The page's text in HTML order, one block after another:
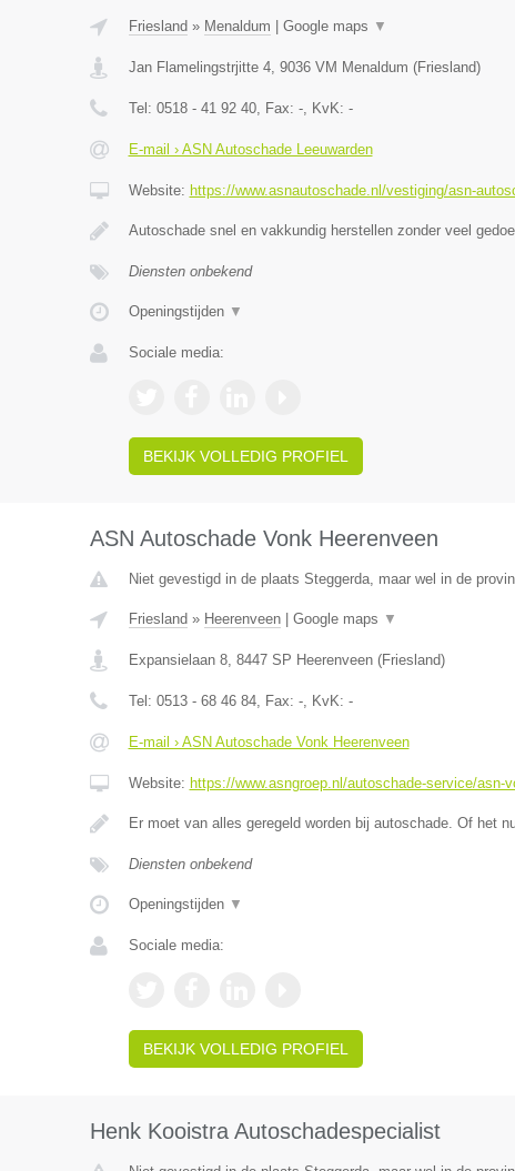
Friesland » Menaldum Google maps ▼
Jan Flamelingstrjitte 4, 9036 VM Menaldum (Friesland)
Tel: 0518 - 41 92 40, Fax: -, KvK: -
E-mail › ASN Autoschade Leeuwarden
Website: https://www.asnautoschade.nl/vestiging/asn-
Autoschade snel en vakkundig herstellen zonder veel
Diensten onbekend
Openingstijden ▼
Sociale media:
BEKIJK VOLLEDIG PROFIEL
ASN Autoschade Vonk Heerenveen
Niet gevestigd in de plaats Steggerda, maar wel in de
Friesland » Heerenveen| Google maps ▼
Expansielaan 8, 8447 SP Heerenveen(Friesland)
Tel: 0513 - 68 46 84, Fax: -, KvK: -
E-mail › ASN Autoschade Vonk Heerenveen
Website: https://www.asngroep.nl/autoschade-service/asn-
Er moet van alles geregeld worden bij autoschade. Of het
Diensten onbekend
Openingstijden ▼
Sociale media:
BEKIJK VOLLEDIG PROFIEL
Henk Kooistra Autoschadespecialist